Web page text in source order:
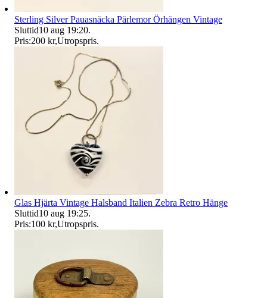
Sterling Silver Pauasnäcka Pärlemor Örhängen Vintage
Sluttid10 aug 19:20.
Pris:200 kr,Utropspris.
Glas Hjärta Vintage Halsband Italien Zebra Retro Hänge
Sluttid10 aug 19:25.
Pris:100 kr,Utropspris.